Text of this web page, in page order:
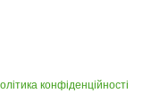
конфіденційності